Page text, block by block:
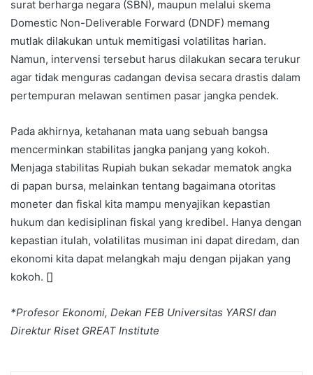
surat berharga negara (SBN), maupun melalui skema
Domestic Non-Deliverable Forward (DNDF) memang
mutlak dilakukan untuk memitigasi volatilitas harian.
Namun, intervensi tersebut harus dilakukan secara terukur
agar tidak menguras cadangan devisa secara drastis dalam
pertempuran melawan sentimen pasar jangka pendek.
Pada akhirnya, ketahanan mata uang sebuah bangsa
mencerminkan stabilitas jangka panjang yang kokoh.
Menjaga stabilitas Rupiah bukan sekadar mematok angka
di papan bursa, melainkan tentang bagaimana otoritas
moneter dan fiskal kita mampu menyajikan kepastian
hukum dan kedisiplinan fiskal yang kredibel. Hanya dengan
kepastian itulah, volatilitas musiman ini dapat diredam, dan
ekonomi kita dapat melangkah maju dengan pijakan yang
kokoh. []
*Profesor Ekonomi, Dekan FEB Universitas YARSI dan
Direktur Riset GREAT Institute